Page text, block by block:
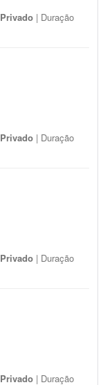
Privado | Duração
Privado | Duração
Privado | Duração
Privado | Duração